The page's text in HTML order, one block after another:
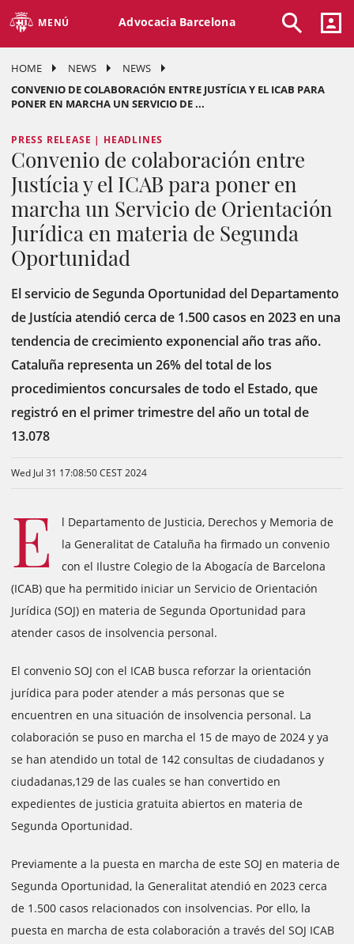
MENÚ Advocacia Barcelona
HOME NEWS
NEWS
CONVENIO DE COLABORACIÓN ENTRE JUSTÍCIA Y EL ICAB PARA
PONER EN MARCHA UN SERVICIO DE ...
PRESS RELEASE | HEADLINES
Convenio de colaboración entre
Justícia y el ICAB para poner en
marcha un Servicio de Orientación
Jurídica en materia de Segunda
Oportunidad
El servicio de Segunda Oportunidad del Departamento
de Justícia atendió cerca de 1.500 casos en 2023 en una
tendencia de crecimiento exponencial año tras año.
Cataluña representa un 26% del total de los
procedimientos concursales de todo el Estado, que
registró en el primer trimestre del año un total de
13.078
Wed Jul 31 17:08:50 CEST 2024
E
l Departamento de Justicia, Derechos y Memoria de
la Generalitat de Cataluña ha firmado un convenio
con el Ilustre Colegio de la Abogacía de Barcelona
(ICAB) que ha permitido iniciar un Servicio de Orientación
Jurídica (SOJ) en materia de Segunda Oportunidad para
atender casos de insolvencia personal.
El convenio SOJ con el ICAB busca reforzar la orientación
jurídica para poder atender a más personas que se
encuentren en una situación de insolvencia personal. La
colaboración se puso en marcha el 15 de mayo de 2024 y ya
se han atendido un total de 142 consultas de ciudadanos y
ciudadanas,129 de las cuales se han convertido en
expedientes de justicia gratuita abiertos en materia de
Segunda Oportunidad.
Previamente a la puesta en marcha de este SOJ en materia de
Segunda Oportunidad, la Generalitat atendió en 2023 cerca
de 1.500 casos relacionados con insolvencias. Por ello, la
puesta en marcha de esta colaboración a través del SOJ ICAB